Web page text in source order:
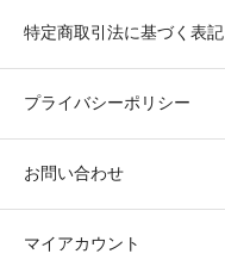
特定商取引法に基づく表記
プライバシーポリシー
お問い合わせ
マイアカウント